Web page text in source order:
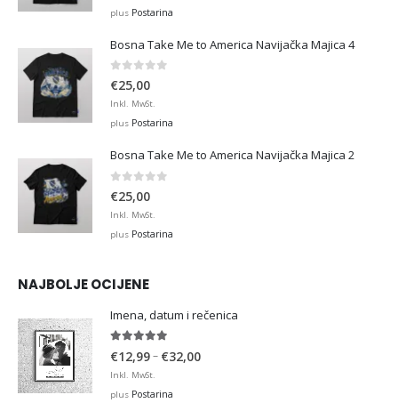
plus Postarina
Bosna Take Me to America Navijačka Majica 4
0 out of 5
€25,00
Inkl. MwSt.
plus Postarina
Bosna Take Me to America Navijačka Majica 2
0 out of 5
€25,00
Inkl. MwSt.
plus Postarina
NAJBOLJE OCIJENE
Imena, datum i rečenica
€12,99– €32,00Price
Inkl. MwSt.
plus Postarina